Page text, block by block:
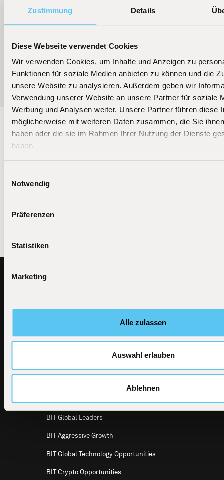
Zustimmung Details
Diese Webseite verwendet Cookies
Wir verwenden Cookies, um Inhalte und Anzeigen zu
Funktionen für soziale Medien anbieten zu können und die
unsere Website zu analysieren. Außerdem geben wir
Verwendung unserer Website an unsere Partner für soziale
Werbung und Analysen weiter. Unsere Partner führen diese
möglicherweise mit weiteren Daten zusammen, die Sie
haben oder die sie im Rahmen Ihrer Nutzung der Dienste
haben.
Notwendig
Präferenzen
Statistiken
Marketing
Alle zulassen
Auswahl erlauben
Ablehnen
Weitere News
Bleiben Sie auf dem
investieren weltweit in die Technologiefuhrer von
Dircksenstraße
4
info@bitcap.com
Alle Investmentprodukte
BIT Global Technology Leaders
BIT Global Technology Leaders Active
UCITS ETF
BIT Global Leaders
BIT Aggressive Growth
BIT Global Technology Opportunities
BIT Crypto Opportunities